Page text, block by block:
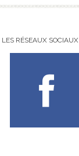
RÉSEAUX SOCIAUX